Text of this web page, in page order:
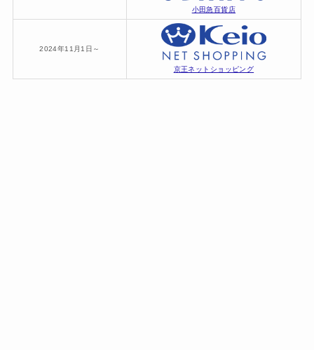
小田急百貨店
2024年11月1日～
京王ネットショッピング